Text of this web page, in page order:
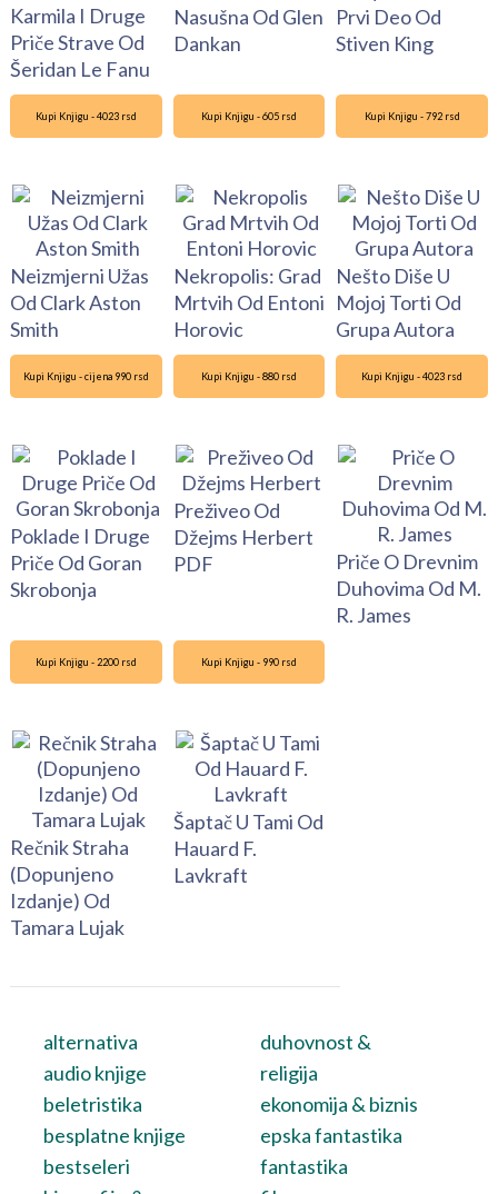
Karmila I Druge
Priče Strave Od
Šeridan Le Fanu
Nasušna Od Glen
Dankan
Prvi Deo Od
Stiven King
Kupi Knjigu - 4023 rsd
Neizmjerni Užas
Od Clark Aston
Smith
Kupi Knjigu - 605 rsd
Nekropolis: Grad
Mrtvih Od Entoni
Horovic
Kupi Knjigu - 792 rsd
Nešto Diše U
Mojoj Torti Od
Grupa Autora
Kupi Knjigu - cijena 990 rsd
Poklade I Druge
Priče Od Goran
Skrobonja
Kupi Knjigu - 880 rsd
Preživeo Od
Džejms Herbert
PDF
Kupi Knjigu - 4023 rsd
Priče O Drevnim
Duhovima Od M.
R. James
Kupi Knjigu - 2200 rsd
Rečnik Straha
(Dopunjeno
Izdanje) Od
Tamara Lujak
Kupi Knjigu - 990 rsd
Šaptač U Tami Od
Hauard F.
Lavkraft
alternativa
audio knjige
beletristika
besplatne knjige
bestseleri
duhovnost &
religija
ekonomija & biznis
epska fantastika
fantastika